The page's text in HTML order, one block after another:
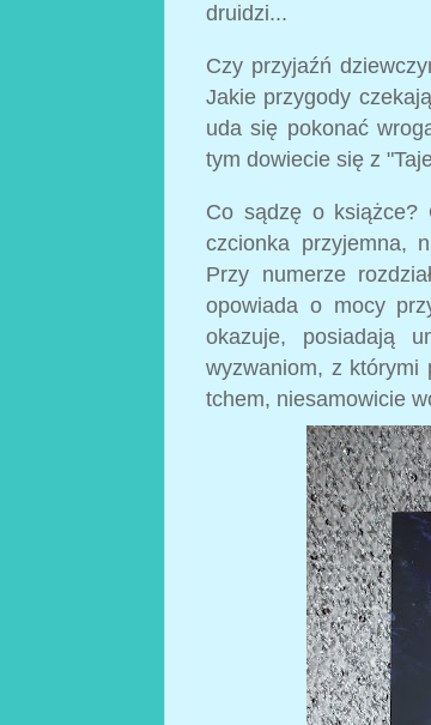
druidzi...
Czy przyjaźń
Jakie przygody
uda się pokonać
tym dowiecie się z
Co sądzę o książce?
czcionka przyjemna,
Przy numerze
opowiada o mocy
okazuje, posiadają
wyzwaniom, z którymi
tchem, niesamowicie